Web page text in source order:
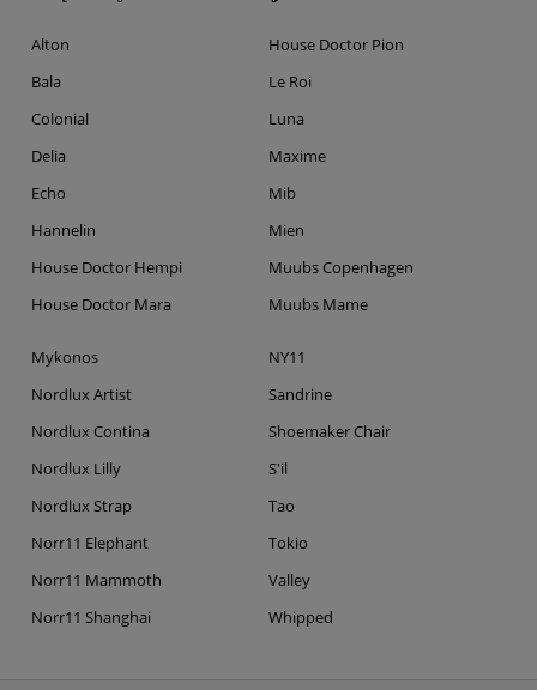
Alton
Bala
Colonial
Delia
Echo
Hannelin
House Doctor Hempi
House Doctor Mara
House Doctor Pion
Le Roi
Luna
Maxime
Mib
Mien
Muubs Copenhagen
Muubs Mame
Mykonos
Nordlux Artist
Nordlux Contina
Nordlux Lilly
Nordlux Strap
Norr11 Elephant
Norr11 Mammoth
Norr11 Shanghai
NY11
Sandrine
Shoemaker Chair
S'il
Tao
Tokio
Valley
Whipped